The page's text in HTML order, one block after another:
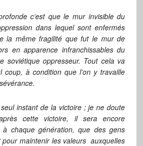
c’est que le mur invisible du
dans lequel sont enfermés
la même fragilité que fut le mur de
en apparence infranchissables du
soviétique oppresseur. Tout cela va
coup, à condition que l’on y travaille
instant de la victoire ; je ne doute
cette victoire, il sera encore
à chaque génération, que des gens
pour maintenir les valeurs auxquelles